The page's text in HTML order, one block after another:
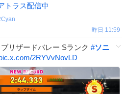
トラス配信中
昨日 11:59
リザードバレー Sランク #ソニ
2RYVvNovLD